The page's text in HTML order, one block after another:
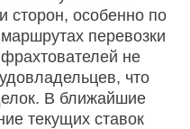
сторон, особенно по
перевозки
не
что
В ближайшие
текущих ставок